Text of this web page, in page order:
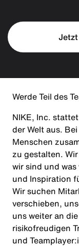
Werde Teil des
NIKE, Inc.
der Welt aus.
Menschen
zu gestalten.
wir sind und
und Inspiration
Wir suchen
verschieben,
uns weiter an
risikofreudigen
und